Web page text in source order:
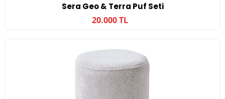
Sera Geo & Terra Puf Seti
20.000 TL